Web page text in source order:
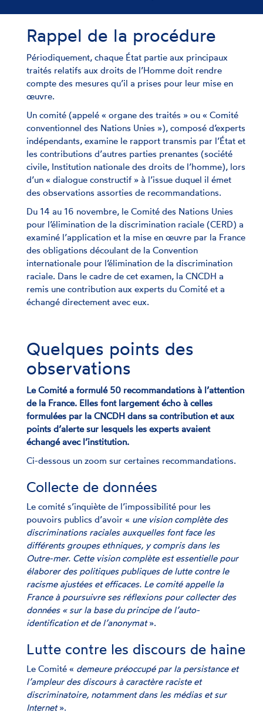
Rappel de la procédure
Périodiquement, chaque État partie aux principaux
traités relatifs aux droits de l’Homme doit rendre
compte des mesures qu’il a prises pour leur mise en
œuvre.
Un comité (appelé « organe des traités » ou « Comité
conventionnel des Nations Unies »), composé d’experts
indépendants, examine le rapport transmis par l’État et
les contributions d’autres parties prenantes (société
civile, Institution nationale des droits de l’homme), lors
d’un « dialogue constructif » à l’issue duquel il émet
des observations assorties de recommandations.
Du 14 au 16 novembre, le Comité des Nations Unies
pour l’élimination de la discrimination raciale (CERD) a
examiné l’application et la mise en œuvre par la France
des obligations découlant de la Convention
internationale pour l’élimination de la discrimination
raciale. Dans le cadre de cet examen, la CNCDH a
remis une contribution aux experts du Comité et a
échangé directement avec eux.
Quelques points des
observations
Le Comité a formulé 50 recommandations à l’attention
de la France. Elles font largement écho à celles
formulées par la CNCDH dans sa contribution et aux
points d’alerte sur lesquels les experts avaient
échangé avec l’institution.
Ci-dessous un zoom sur certaines recommandations.
Collecte de données
Le comité s’inquiète de l’impossibilité pour les
pouvoirs publics d’avoir « une vision complète des
discriminations raciales auxquelles font face les
différents groupes ethniques, y compris dans les
Outre-mer. Cette vision complète est essentielle pour
élaborer des politiques publiques de lutte contre le
racisme ajustées et efficaces. Le comité appelle la
France à poursuivre ses réflexions pour collecter des
données « sur la base du principe de l’auto-
identification et de l’anonymat».
Lutte contre les discours de haine
Le Comité « demeure préoccupé par la persistance et
l’ampleur des discours à caractère raciste et
discriminatoire, notamment dans les médias et sur
Internet».